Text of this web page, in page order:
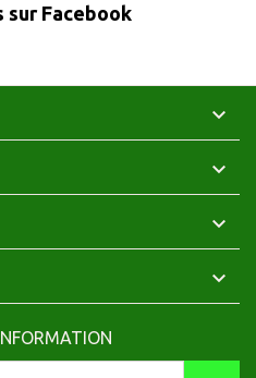
sur Facebook



